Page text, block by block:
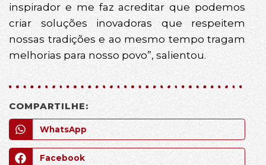
inspirador e me faz acreditar que podemos
criar soluções inovadoras que respeitem
nossas tradições e ao mesmo tempo tragam
melhorias para nosso povo”, salientou.
COMPARTILHE:
WhatsApp
Facebook